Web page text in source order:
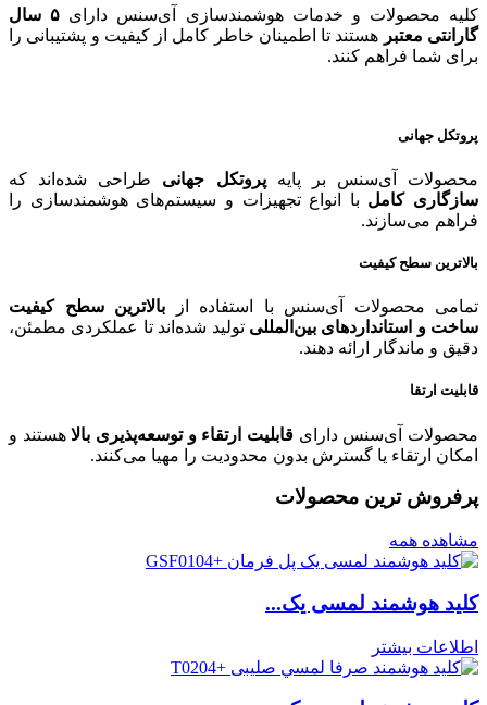
کلیه محصولات و خدمات هوشمندسازی آی‌سنس دارای
۵ سال
گارانتی معتبر هستند تا اطمینان خاطر کامل از کیفیت و پشتیبانی را
برای شما فراهم کنند.
پروتکل جهانی
محصولات آی‌سنس بر پایهپروتکل جهانی طراحی شده‌اند که
سازگاری کامل با انواع تجهیزات و سیستم‌های هوشمندسازی را
فراهم می‌سازند.
بالاترین سطح کیفیت
تمامی محصولات آی‌سنس با استفاده از بالاترین سطح کیفیت
ساخت و استانداردهای بین‌المللی تولید شده‌اند تا عملکردی مطمئن،
دقیق و ماندگار ارائه دهند.
قابلیت ارتقا
محصولات آی‌سنس دارای قابلیت ارتقاء و توسعه‌پذیری بالاهستند و
امکان ارتقاء یا گسترش بدون محدودیت را مهیا می‌کنند.
پرفروش ترین محصولات
مشاهده همه
کلید هوشمند لمسی یک...
اطلاعات بیشتر